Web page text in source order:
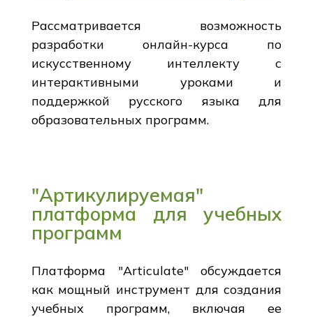
Рассматривается возможность
разработки онлайн-курса по
искусственному интеллекту с
интерактивными уроками и
поддержкой русского языка для
образовательных программ.
"Артикулируемая"
платформа для учебных
программ
Платформа "Articulate" обсуждается
как мощный инструмент для создания
учебных программ, включая ее